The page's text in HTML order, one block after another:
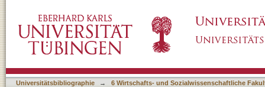
Universitätsbibliographie → 6 Wirtschafts- und Sozialwissenschaftliche